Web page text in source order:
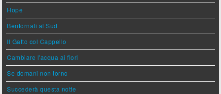
Hope
Bentornati al Sud
Il Gatto col Cappello
Cambiare l'acqua ai fiori
Se domani non torno
Succederà questa notte